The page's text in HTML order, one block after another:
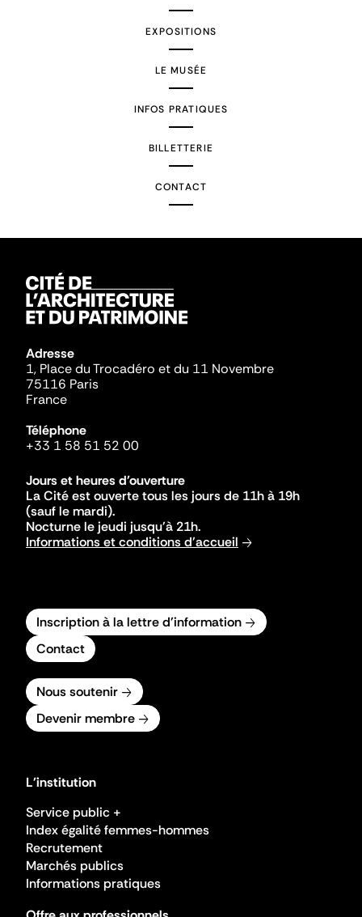
EXPOSITIONS
LE MUSÉE
INFOS PRATIQUES
BILLETTERIE
CONTACT
Adresse
1, Place du Trocadéro et du 11 Novembre
75116 Paris
France
Téléphone
+33 1 58 51 52 00
Jours et heures d'ouverture
La Cité est ouverte tous les jours de 11h à 19h
(sauf le mardi).
Nocturne le jeudi jusqu'à 21h.
Informations et conditions d'accueil
Inscription à la lettre d'information
Contact
Nous soutenir
Devenir membre
L'institution
Service public +
Index égalité femmes-hommes
Recrutement
Marchés publics
Informations pratiques